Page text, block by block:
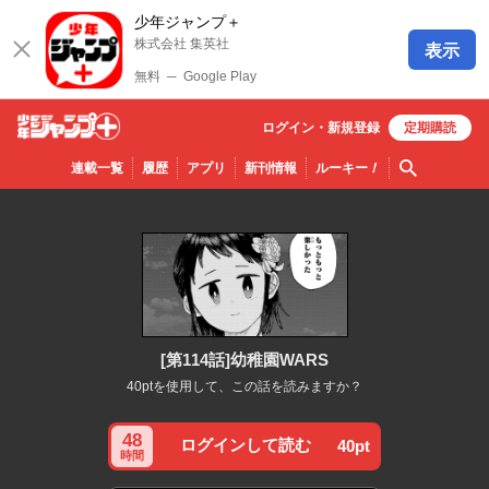
少年ジャンプ＋
株式会社 集英社
無料 ─ Google Play
表示
少年ジ
ャンプ
連載一覧 履歴 アプリ 新刊情報 ルーキー！ 検索
ログイン・ 新規登録 定期購読
[第114話]幼稚園WARS
40ptを使用して、この話を読みますか？
48
時間
ログインして読む 40pt